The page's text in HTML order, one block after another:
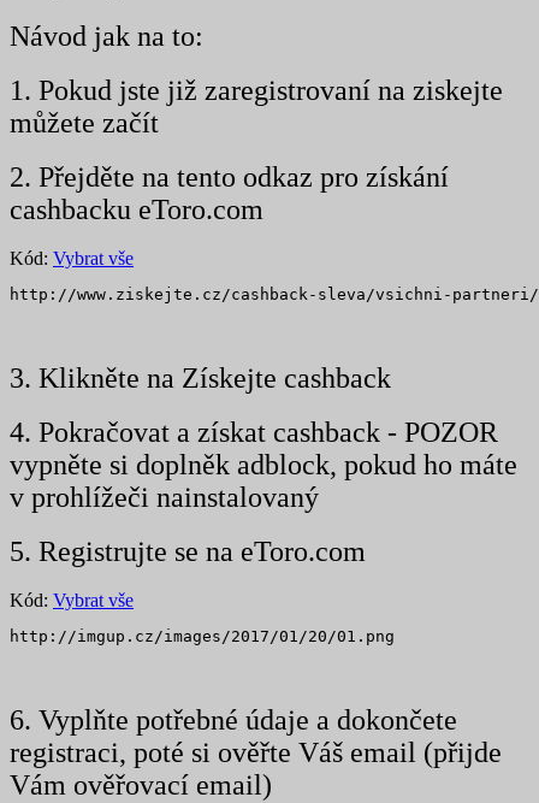
Návod jak na to:
1. Pokud jste již zaregistrovaní na ziskejte
můžete začít
2. Přejděte na tento odkaz pro získání
cashbacku eToro.com
Kód: Vybrat vše
http://www.ziskejte.cz/cashback-sleva/vsichni-partneri/
3. Klikněte na Získejte cashback
4. Pokračovat a získat cashback - POZOR
vypněte si doplněk adblock, pokud ho máte
v prohlížeči nainstalovaný
5. Registrujte se na eToro.com
Kód: Vybrat vše
http://imgup.cz/images/2017/01/20/01.png
6. Vyplňte potřebné údaje a dokončete
registraci, poté si ověřte Váš email (přijde
Vám ověřovací email)